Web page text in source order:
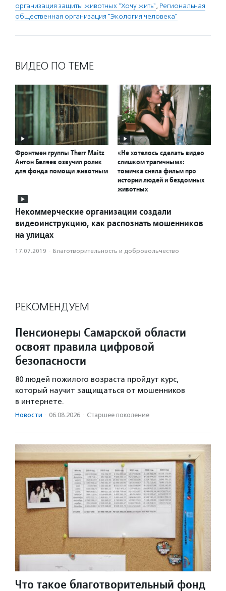
организация защиты животных "Хочу жить", Региональная
общественная организация "Экология человека"
ВИДЕО ПО ТЕМЕ
Фронтмен группы Therr Maitz
Антон Беляев озвучил ролик
для фонда помощи животным
«Не хотелось сделать видео
слишком трагичным»:
томичка сняла фильм про
истории людей и бездомных
животных
Некоммерческие организации создали
видеоинструкцию, как распознать мошенников
на улицах
17.07.2019 · Благотвори­тель­ность и доброволь­чест­во
РЕКОМЕНДУЕМ
Пенсионеры Самарской области
освоят правила цифровой
безопасности
80 людей пожилого возраста пройдут курс,
который научит защищаться от мошенников
в интернете.
Новости · 06.08.2026 · Старшее поколение
Что такое благотворительный фонд